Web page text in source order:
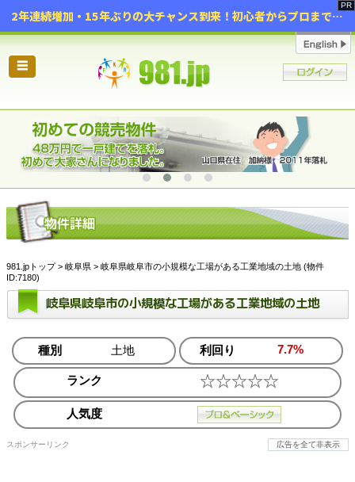
2年連続増加・15年ぶりの大チャンス到来！初心者からプロまで網羅する「競売不動産・超実践投資セミナー」♦神奈川県 横浜 in 神奈川
☰
981.jpトップ> 岐阜県 > 岐阜県岐阜市の小規模な工場がある工業地域の土地 (物件
ID:7180)
岐阜県岐阜市の小規模な工場がある工業地域の土地
種別 土地 利回り 7.7%
ランク
人気度
スポンサーリンク 広告を全て非表示